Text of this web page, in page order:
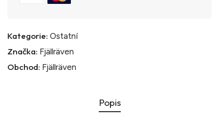
Kategorie: Ostatní
Značka: Fjällräven
Obchod: Fjällräven
Popis